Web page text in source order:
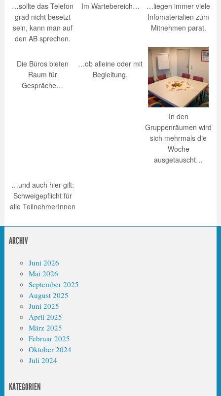
…sollte das Telefon
grad nicht besetzt
sein, kann man auf
den AB sprechen.
Im Wartebereich…
…liegen immer viele
Infomaterialien zum
Mitnehmen parat.
Die Büros bieten
Raum für
Gespräche…
…ob alleine oder mit
Begleitung.
In den
Gruppenräumen wird
sich mehrmals die
Woche
ausgetauscht…
…und auch hier gilt:
Schweigepflicht für
alle TeilnehmerInnen
ARCHIV
Juni 2026
Mai 2026
September 2025
August 2025
Juni 2025
April 2025
März 2025
Februar 2025
Oktober 2024
Juli 2024
KATEGORIEN